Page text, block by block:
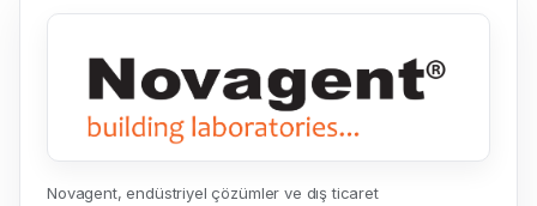
Novagent, endüstriyel çözümler ve dış ticaret